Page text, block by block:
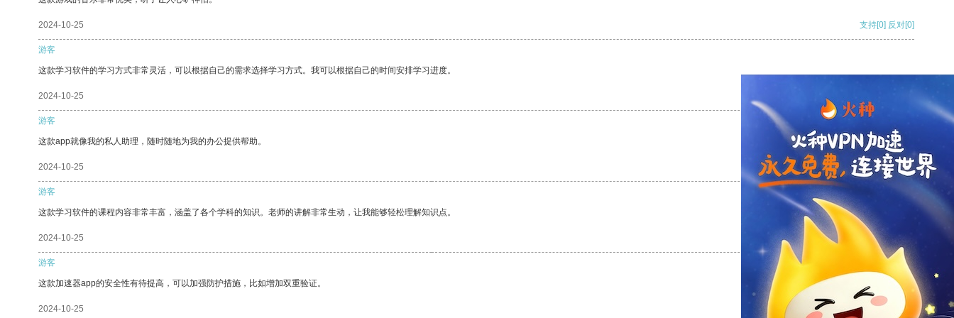
2024-10-25 支持[0] 反对[0]
游客
这款学习软件的学习方式非常灵活，可以根据自己的需求选择学习方式。我可以根据自己的时间安排学习进度。
2024-10-25
游客
这款app就像我的私人助理，随时随地为我的办公提供帮助。
2024-10-25 支持 [0] 反对[0]
游客
这款学习软件的课程内容非常丰富，涵盖了各个学科的知识。老师的讲解非常生动，让我能够轻松理解知识点。
2024-10-25 支持[0] 反对
游客
这款加速器app的安全性有待提高，可以加强防护措施，比如增加双重验证。
2024-10-25 支持[0] 反对[0]